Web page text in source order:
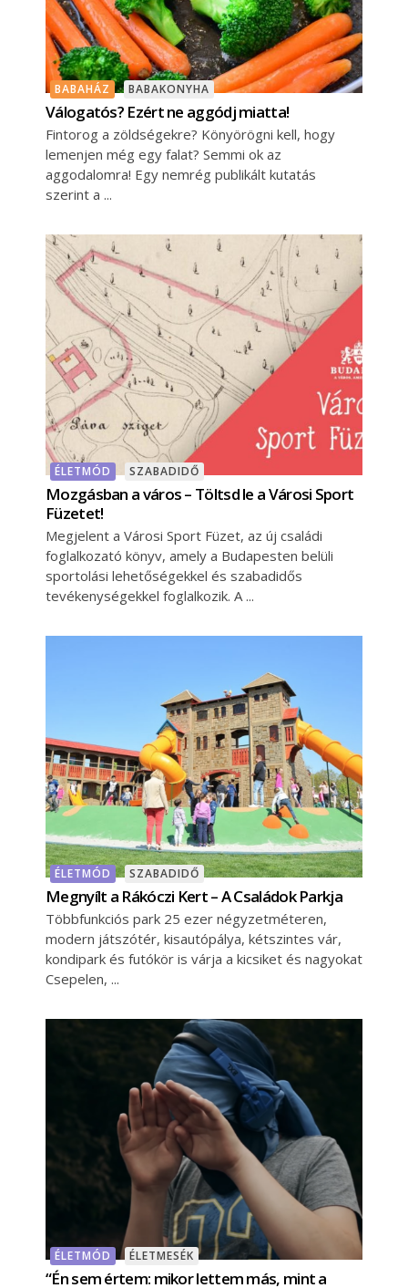
BABAHÁZ BABAKONYHA
Válogatós? Ezért ne aggódj miatta!
Fintorog a zöldségekre? Könyörögni kell, hogy
lemenjen még egy falat? Semmi ok az
aggodalomra! Egy nemrég publikált kutatás
szerint a
ÉLETMÓD SZABADIDŐ
Mozgásban a város – Töltsd le a Városi Sport
Füzetet!
Megjelent a Városi Sport Füzet, az új családi
foglalkozató könyv, amely a Budapesten belüli
sportolási lehetőségekkel és szabadidős
tevékenységekkel foglalkozik. A
ÉLETMÓD SZABADIDŐ
Megnyílt a Rákóczi Kert – A Családok Parkja
Többfunkciós park 25 ezer négyzetméteren,
modern játszótér, kisautópálya, kétszintes vár,
kondipark és futókör is várja a kicsiket és nagyokat
Csepelen,
ÉLETMÓD ÉLETMESÉK
“Én sem értem: mikor lettem más, mint a